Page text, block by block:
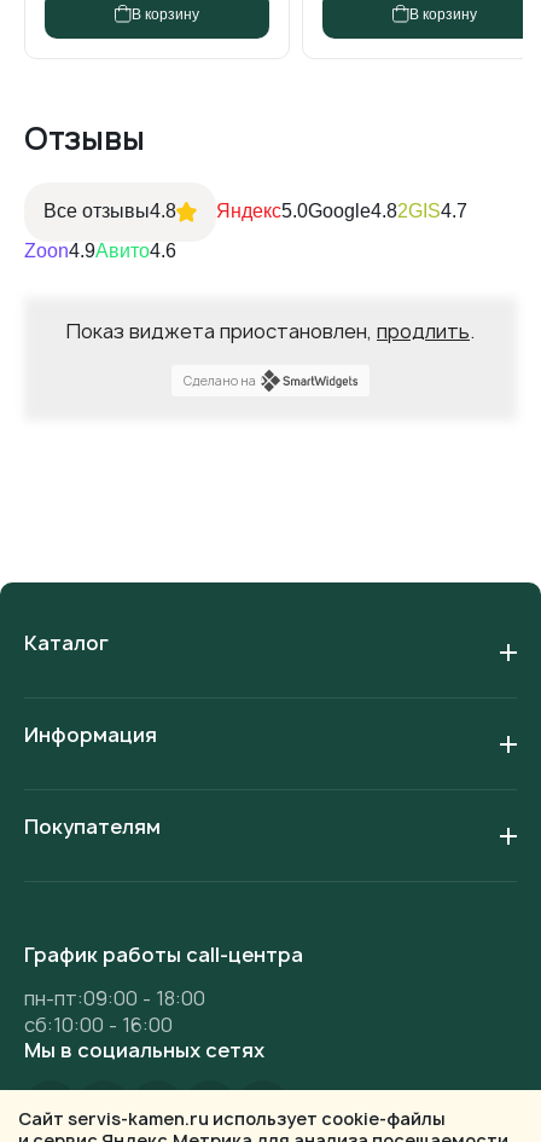
В корзину В корзину
В корзину Нет в наличии
Отзывы
Все отзывы4.8 Яндекс5.0Google4.82GIS4.7
Zoon4.9Авито4.6
Показ виджета приостановлен, продлить.
Сделано на
Каталог
Информация
Покупателям
График работы call-центра
пн-пт:09:00 - 18:00
сб:10:00 - 16:00
Мы в социальных сетях
Сайт servis-kamen.ru использует cookie-файлы